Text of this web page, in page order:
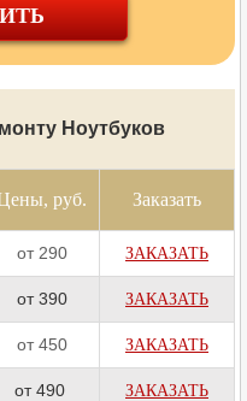
Ноутбуков
руб. Заказать
от 290 ЗАКАЗАТЬ
от 390 ЗАКАЗАТЬ
от 450 ЗАКАЗАТЬ
от 490 ЗАКАЗАТЬ